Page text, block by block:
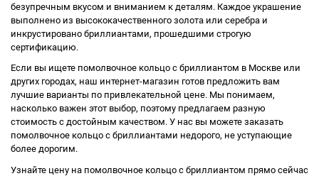
безупречным вкусом и вниманием к деталям. Каждое украшение
выполнено из высококачественного золота или серебра и
инкрустировано бриллиантами, прошедшими строгую
сертификацию.
Если вы ищете помолвочное кольцо с бриллиантом в Москве или
других городах, наш интернет-магазин готов предложить вам
лучшие варианты по привлекательной цене. Мы понимаем,
насколько важен этот выбор, поэтому предлагаем разную
стоимость с достойным качеством. У нас вы можете заказать
помолвочное кольцо с бриллиантами недорого, не уступающие
более дорогим.
Узнайте цену на помолвочное кольцо с бриллиантом прямо сейчас